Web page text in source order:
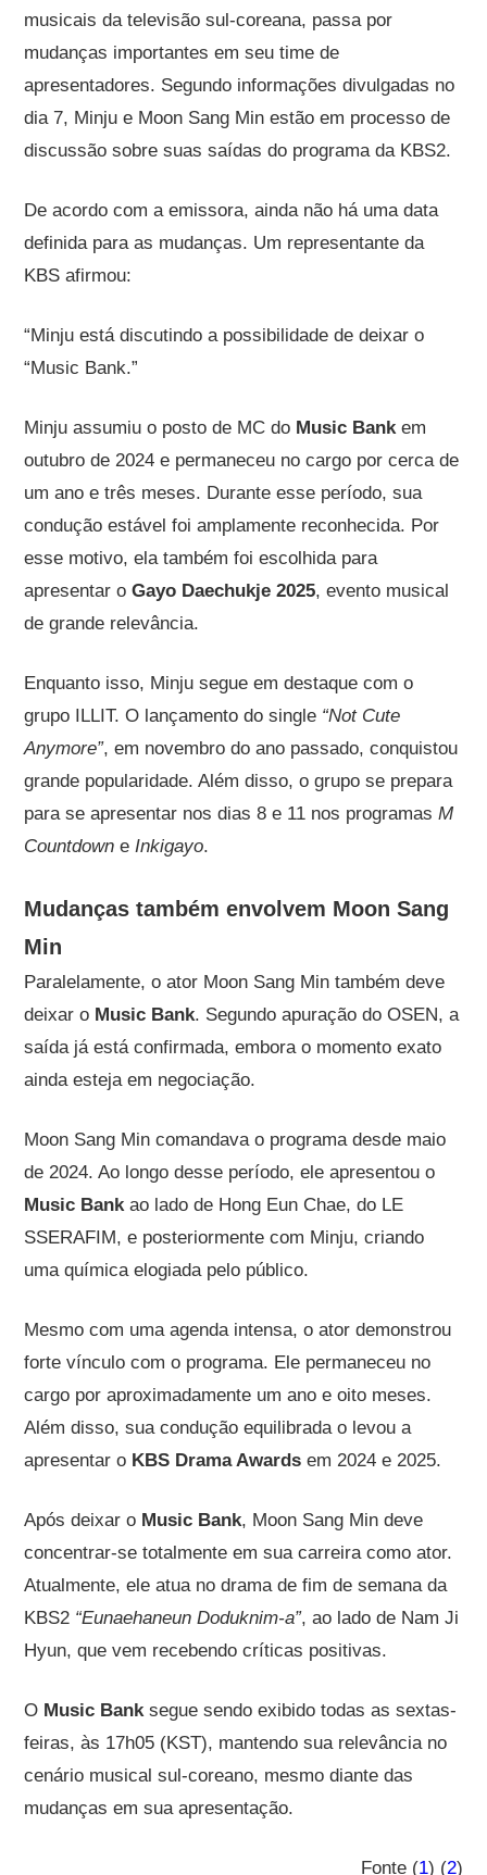
musicais da televisão sul-coreana, passa por
mudanças importantes em seu time de
apresentadores. Segundo informações divulgadas no
dia 7, Minju e Moon Sang Min estão em processo de
discussão sobre suas saídas do programa da KBS2.
De acordo com a emissora, ainda não há uma data
definida para as mudanças. Um representante da
KBS afirmou:
“Minju está discutindo a possibilidade de deixar o
“Music Bank.”
Minju assumiu o posto de MC do Music Bank em
outubro de 2024 e permaneceu no cargo por cerca de
um ano e três meses. Durante esse período, sua
condução estável foi amplamente reconhecida. Por
esse motivo, ela também foi escolhida para
apresentar oGayo Daechukje 2025, evento musical
de grande relevância.
Enquanto isso, Minju segue em destaque com o
grupo ILLIT. O lançamento do single “Not Cute
Anymore”, em novembro do ano passado, conquistou
grande popularidade. Além disso, o grupo se prepara
para se apresentar nos dias 8 e 11 nos programasM
Countdown e Inkigayo.
Mudanças também envolvem Moon Sang
Min
Paralelamente, o ator Moon Sang Min também deve
deixar o Music Bank. Segundo apuração do OSEN, a
saída já está confirmada, embora o momento exato
ainda esteja em negociação.
Moon Sang Min comandava o programa desde maio
de 2024. Ao longo desse período, ele apresentou o
Music Bank ao lado de Hong Eun Chae, do LE
SSERAFIM, e posteriormente com Minju, criando
uma química elogiada pelo público.
Mesmo com uma agenda intensa, o ator demonstrou
forte vínculo com o programa. Ele permaneceu no
cargo por aproximadamente um ano e oito meses.
Além disso, sua condução equilibrada o levou a
apresentar o KBS Drama Awards em 2024 e 2025.
Após deixar o Music Bank, Moon Sang Min deve
concentrar-se totalmente em sua carreira como ator.
Atualmente, ele atua no drama de fim de semana da
KBS2 “Eunaehaneun Doduknim-a”, ao lado de Nam Ji
Hyun, que vem recebendo críticas positivas.
O Music Bank segue sendo exibido todas as sextas-
feiras, às 17h05 (KST), mantendo sua relevância no
cenário musical sul-coreano, mesmo diante das
mudanças em sua apresentação.
Fonte (1) (2)